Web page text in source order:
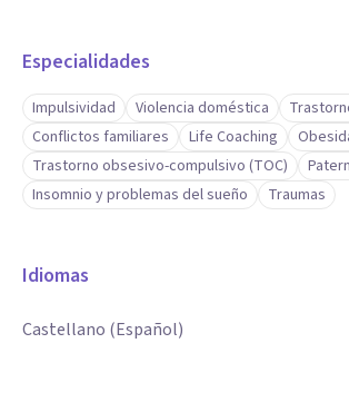
Especialidades
Impulsividad Violencia doméstica
Conflictos familiares
Life Coaching
Trastorno obsesivo-compulsivo (TOC)
Insomnio y problemas del sueño
Traumas
Idiomas
Castellano (Español)